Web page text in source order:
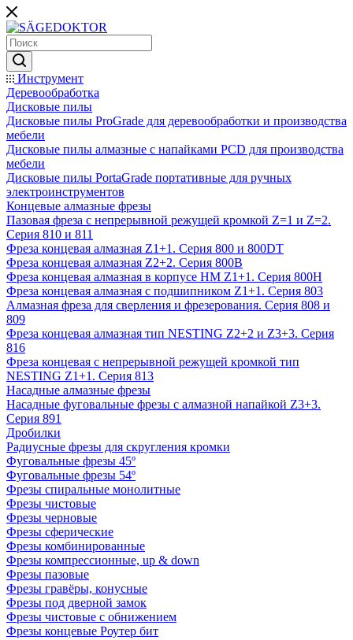
Инструмент
Деревообработка
Дисковые пилы
Дисковые пилы ProGrade для деревообработки и производства
мебели
Дисковые пилы алмазные с напайками PCD для производства
мебели
Дисковые пилы PortaGrade портативные для ручных
электроинструментов
Концевые алмазные фрезы
Пазовая фреза с непрерывной режущей кромкой Z=1 и Z=2.
Серия 810 и 811
Фреза концевая алмазная Z1+1. Серия 800 и 800DT
Фреза концевая алмазная Z2+2. Серия 800B
Фреза концевая алмазная в корпусе НМ Z1+1. Серия 800H
Фреза концевая алмазная с подшипником Z1+1. Серия 803
Алмазная фреза для сверления и фрезерования. Серия 808 и
809
Фреза концевая алмазная тип NESTING Z2+2 и Z3+3. Серия
816
Фреза концевая с непрерывной режущей кромкой тип
NESTING Z1+1. Серия 813
Насадные алмазные фрезы
Насадные фуговальные фрезы с алмазной напайкой Z3+3.
Серия 891
Дробилки
Радиусные фрезы для скругления кромки
Фуговальные фрезы 45º
Фуговальные фрезы 54º
Фрезы спиральные монолитные
Фрезы чистовые
Фрезы черновые
Фрезы сферические
Фрезы комбинированные
Фрезы компрессионные, up & down
Фрезы пазовые
Фрезы гравёры, конусные
Фрезы под дверной замок
Фрезы чистовые с обнижением
Фрезы концевые Роутер бит